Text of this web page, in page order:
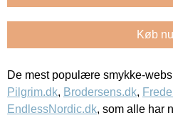
Køb
De mest populære smykke-
Pilgrim.dk, Brodersens.dk,
EndlessNordic.dk, som alle har